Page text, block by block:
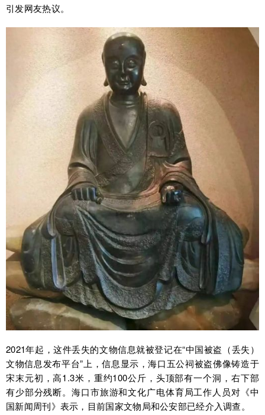
引发网友热议。
2021年起，这件丢失的文物信息就被登记在“中国被盗（丢失）
文物信息发布平台”上，信息显示，海口五公祠被盗佛像铸造于
宋末元初，高1.3米，重约100公斤，头顶部有一个洞，右下部
有少部分残断。海口市旅游和文化广电体育局工作人员对《中
国新闻周刊》表示，目前国家文物局和公安部已经介入调查。